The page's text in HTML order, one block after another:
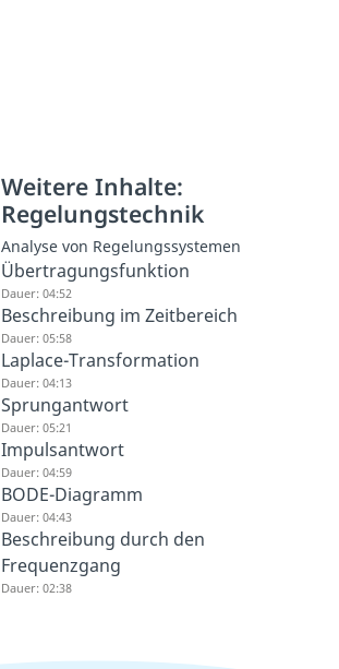
Weitere Inhalte:
Regelungstechnik
Analyse von Regelungssystemen
Übertragungsfunktion
Dauer: 04:52
Beschreibung im Zeitbereich
Dauer: 05:58
Laplace-Transformation
Dauer: 04:13
Sprungantwort
Dauer: 05:21
Impulsantwort
Dauer: 04:59
BODE-Diagramm
Dauer: 04:43
Beschreibung durch den
Frequenzgang
Dauer: 02:38